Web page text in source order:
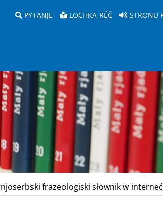
PYTANJE LOCHKA RĚČ STRONU
frazeologiski słownik w